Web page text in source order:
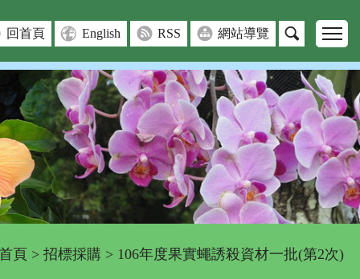
回首頁 English RSS 網站導覽
頁 > 招標採購 > 106年度果實蠅誘殺資材一批(第2次)